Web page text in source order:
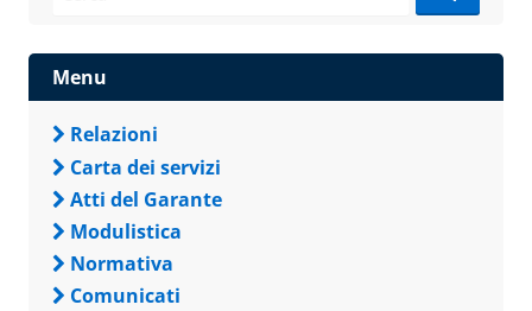
Menu
Relazioni
Carta dei servizi
Atti del Garante
Modulistica
Normativa
Comunicati